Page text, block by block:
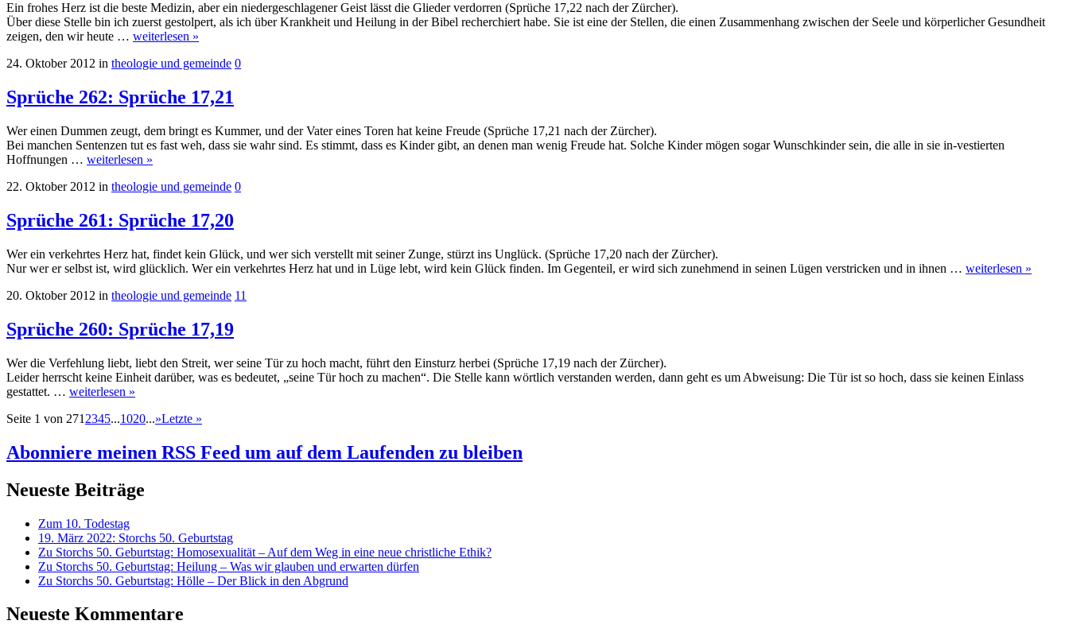
Ein frohes Herz ist die beste Medizin, aber ein niedergeschlagener Geist lässt die Glieder verdorren (Sprüche 17,22 nach der Zürcher).
Über diese Stelle bin ich zuerst gestolpert, als ich über Krankheit und Heilung in der Bibel recherchiert habe. Sie ist eine der Stellen, die einen Zusammenhang zwischen der Seele und körperlicher Gesundheit
zeigen, den wir heute … weiterlesen »
24. Oktober 2012 in theologie und gemeinde 0
Sprüche 262: Sprüche 17,21
Wer einen Dummen zeugt, dem bringt es Kummer, und der Vater eines Toren hat keine Freude (Sprüche 17,21 nach der Zürcher).
Bei manchen Sentenzen tut es fast weh, dass sie wahr sind. Es stimmt, dass es Kinder gibt, an denen man wenig Freude hat. Solche Kinder mögen sogar Wunschkinder sein, die alle in sie in-vestierten
Hoffnungen … weiterlesen »
22. Oktober 2012 in theologie und gemeinde 0
Sprüche 261: Sprüche 17,20
Wer ein verkehrtes Herz hat, findet kein Glück, und wer sich verstellt mit seiner Zunge, stürzt ins Unglück. (Sprüche 17,20 nach der Zürcher).
Nur wer er selbst ist, wird glücklich. Wer ein verkehrtes Herz hat und in Lüge lebt, wird kein Glück finden. Im Gegenteil, er wird sich zunehmend in seinen Lügen verstricken und in ihnen … weiterlesen »
20. Oktober 2012 in theologie und gemeinde 11
Sprüche 260: Sprüche 17,19
Wer die Verfehlung liebt, liebt den Streit, wer seine Tür zu hoch macht, führt den Einsturz herbei (Sprüche 17,19 nach der Zürcher).
Leider herrscht keine Einheit darüber, was es bedeutet, „seine Tür hoch zu machen“. Die Stelle kann wörtlich verstanden werden, dann geht es um Abweisung: Die Tür ist so hoch, dass sie keinen Einlass
gestattet. … weiterlesen »
Seite 1 von 271 2345...1020...»Letzte »
Abonniere meinen RSS Feed um auf dem Laufenden zu bleiben
Neueste Beiträge
Zum 10. Todestag
19. März 2022: Storchs 50. Geburtstag
Zu Storchs 50. Geburtstag: Homosexualität – Auf dem Weg in eine neue christliche Ethik?
Zu Storchs 50. Geburtstag: Heilung – Was wir glauben und erwarten dürfen
Zu Storchs 50. Geburtstag: Hölle – Der Blick in den Abgrund
Neueste Kommentare